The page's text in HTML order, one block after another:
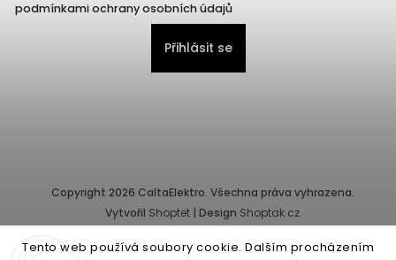
Tento web používá soubory cookie. Dalším procházením
podmínkami ochrany osobních údajů
Přihlásit se
Copyright 2026 CaltaElektro. Všechna práva vyhrazena.
Vytvořil Shoptet | Design Shoptak.cz